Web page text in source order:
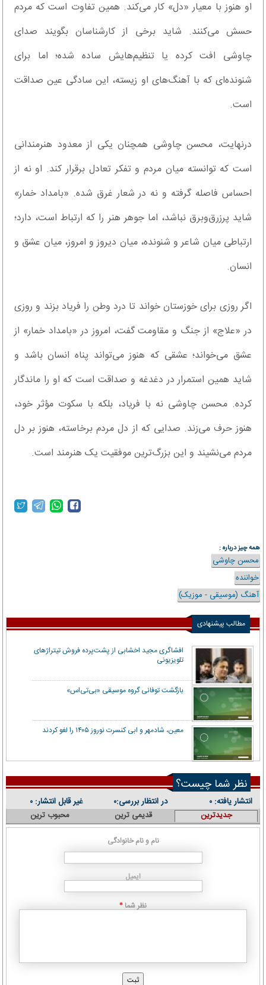
او هنوز با معیار «دل» کار می‌کند. همین تفاوت است که مردم
حسش می‌کنند. شاید برخی از کارشناسان بگویند صدای
چاوشی افت کرده یا تنظیم‌هایش ساده شده؛ اما برای
شنونده‌ای که با آهنگ‌های او زیسته، این سادگی عین صداقت
است.
درنهایت، محسن چاوشی همچنان یکی از معدود هنرمندانی
است که توانسته میان مردم و تفکر تعادل برقرار کند. او نه از
احساس فاصله گرفته و نه در شعار غرق شده. «بامداد خمار»
شاید پرزرق‌وبرق نباشد، اما جوهر هنر را که ارتباط است، دارد؛
ارتباطی میان شاعر و شنونده، میان دیروز و امروز، میان عشق و
انسان.
اگر روزی برای خوزستان خواند تا درد وطن را فریاد بزند و روزی
در «علاج» از جنگ و مقاومت گفت، امروز در «بامداد خمار» از
عشق می‌خواند؛ عشقی که هنوز می‌تواند پناه انسان باشد و
شاید همین استمرار در دغدغه و صداقت است که او را ماندگار
کرده. محسن چاوشی نه با فریاد، بلکه با سکوت مؤثر خود،
هنوز حرف می‌زند. صدایی که از دل مردم برخاسته، هنوز بر دل
مردم می‌نشیند و این بزرگ‌ترین موفقیت یک هنرمند است.
همه چیز درباره :
محسن چاوشی
خواننده
آهنگ (موسیقی - موزیک)
مطالب پیشنهادی
افشاگری مجید اخشابی از پشت‌پرده فروش تیتراژهای
تلویزیونی
بازگشت توفانی گروه موسیقی «بی‌تی‌اس»
معین، شادمهر و ابی کنسرت نوروز ۱۴۰۵ را لغو کردند
نظر شما چیست؟
انتشار یافته: ۰ در انتظار بررسی:۰ غیر قابل انتشار: ۰
جدیدترین قدیمی ترین محبوب ترین
نام و نام خانوادگی
ایمیل
نظر شما *